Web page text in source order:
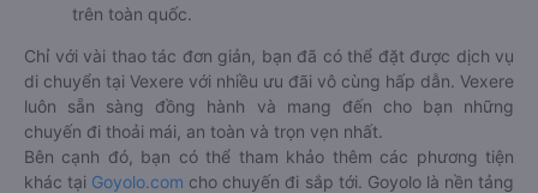
trên toàn quốc.
Chỉ với vài thao tác đơn giản, bạn đã có thể đặt được dịch vụ
di chuyển tại Vexere với nhiều ưu đãi vô cùng hấp dẫn. Vexere
luôn sẵn sàng đồng hành và mang đến cho bạn những
chuyến đi thoải mái, an toàn và trọn vẹn nhất.
Bên cạnh đó, bạn có thể tham khảo thêm các phương tiện
khác tại Goyolo.com cho chuyến đi sắp tới. Goyolo là nền tảng